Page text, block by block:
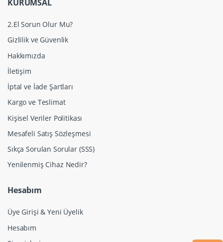
KURUMSAL
2.El Sorun Olur Mu?
Gizlilik ve Güvenlik
Hakkımızda
İletişim
İptal ve İade Şartları
Kargo ve Teslimat
Kişisel Veriler Politikası
Mesafeli Satış Sözleşmesi
Sıkça Sorulan Sorular (SSS)
Yenilenmiş Cihaz Nedir?
Hesabım
Üye Girişi & Yeni Üyelik
Hesabım